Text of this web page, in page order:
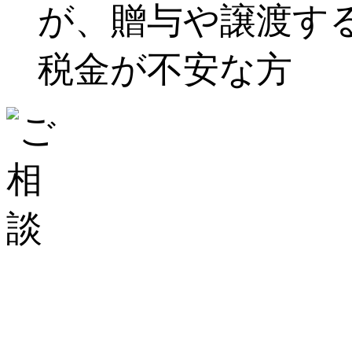
が、贈与や譲渡す
税金が不安な方